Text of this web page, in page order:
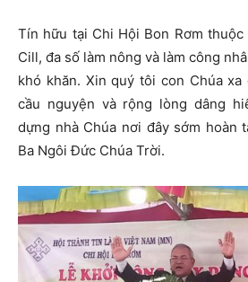
Tín hữu tại Chi Hội Bon Rơm thuộc
Cill, đa số làm nông và làm công
khó khăn. Xin quý tôi con Chúa
cầu nguyện và rộng lòng dâng
dựng nhà Chúa nơi đây sớm hoàn
Ba Ngôi Đức Chúa Trời.